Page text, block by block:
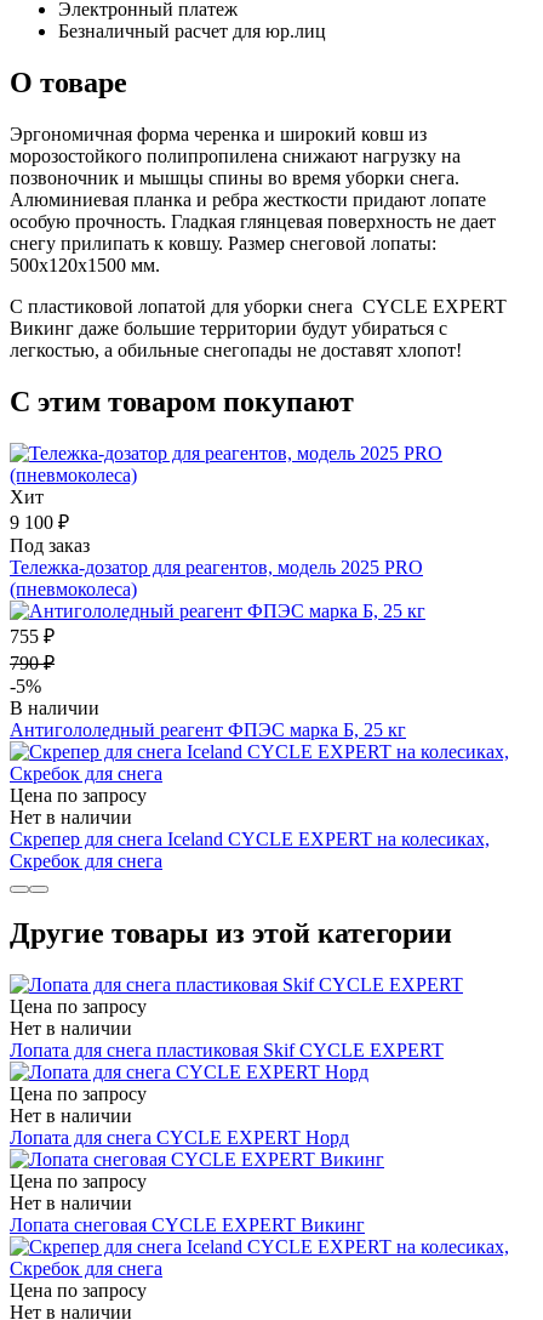
Электронный платеж
Безналичный расчет для юр.лиц
О товаре
Эргономичная форма черенка и широкий ковш из
морозостойкого полипропилена снижают нагрузку на
позвоночник и мышцы спины во время уборки снега.
Алюминиевая планка и ребра жесткости придают лопате
особую прочность. Гладкая глянцевая поверхность не дает
снегу прилипать к ковшу. Размер снеговой лопаты:
500х120х1500 мм.
С пластиковой лопатой для уборки снега СYCLE EXPERT
Викинг даже большие территории будут убираться с
легкостью, а обильные снегопады не доставят хлопот!
С этим товаром покупают
Хит
9 100 ₽
Под заказ
Тележка-дозатор для реагентов, модель 2025 PRO
(пневмоколеса)
755 ₽
790 ₽
-5%
В наличии
Антигололедный реагент ФПЭС марка Б, 25 кг
Цена по запросу
Нет в наличии
Скрепер для снега Iceland СYCLE EXPERT на колесиках,
Скребок для снега
Другие товары из этой категории
Цена по запросу
Нет в наличии
Лопата для снега пластиковая Skif СYCLE EXPERT
Цена по запросу
Нет в наличии
Лопата для снега СYCLE EXPERT Норд
Цена по запросу
Нет в наличии
Лопата снеговая СYCLE EXPERT Викинг
Цена по запросу
Нет в наличии